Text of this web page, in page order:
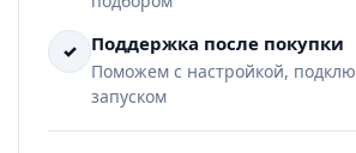
✓ Поддержка после покупки
Поможем с настройкой,
запуском